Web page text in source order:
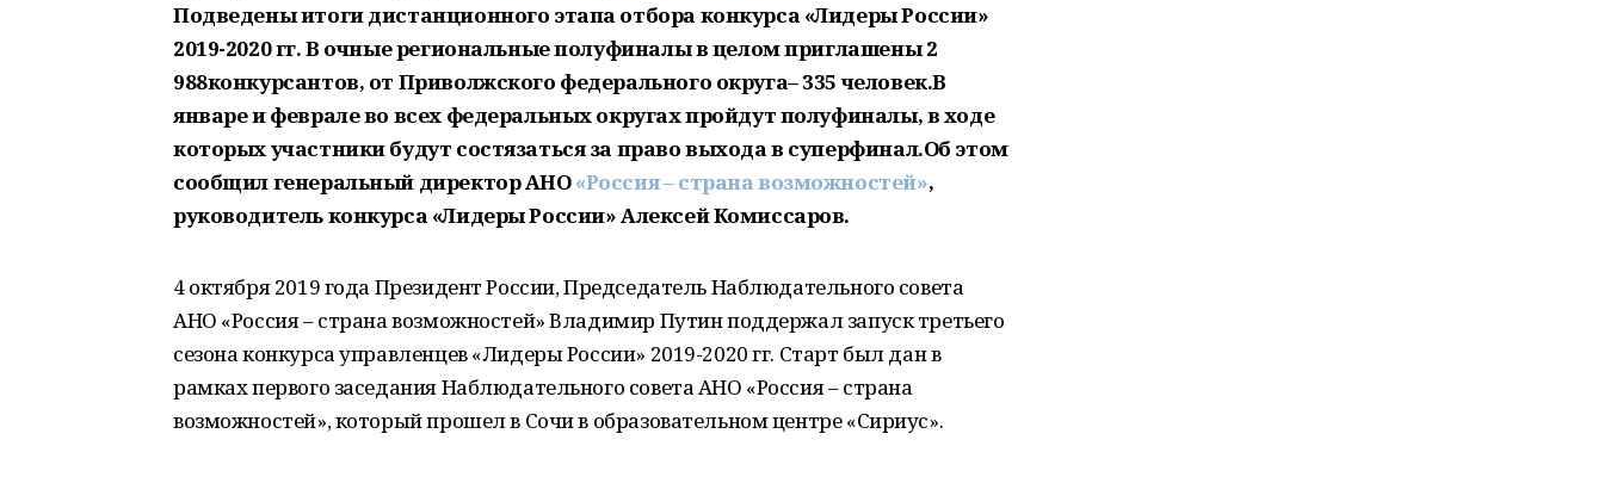
Подведены итоги дистанционного этапа отбора конкурса «Лидеры России»
2019-2020 гг. В очные региональные полуфиналы в целом приглашены2
988конкурсантов, от Приволжского федерального округа– 335 человек.В
январе и феврале во всех федеральных округах пройдут полуфиналы, в ходе
которых участники будут состязаться за право выхода в суперфинал.Об этом
сообщил генеральный директор АНО«Россия – страна возможностей»,
руководитель конкурса «Лидеры России» Алексей Комиссаров.
4 октября 2019 года Президент России, Председатель Наблюдательного совета
АНО «Россия – страна возможностей» Владимир Путин поддержал запуск третьего
сезона конкурса управленцев «Лидеры России» 2019-2020 гг. Старт был дан в
рамках первого заседания Наблюдательного совета АНО «Россия – страна
возможностей», который прошел в Сочи в образовательном центре «Сириус».